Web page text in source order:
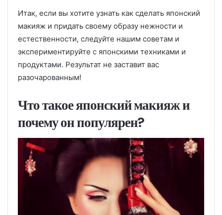
Итак, если вы хотите узнать как сделать японский
макияж и придать своему образу нежности и
естественности, следуйте нашим советам и
экспериментируйте с японскими техниками и
продуктами. Результат не заставит вас
разочарованным!
Что такое японский макияж и
почему он популярен?